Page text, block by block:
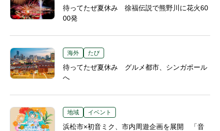
待ってたぜ夏休み 徐福伝説で熊野川に花火60
00発
海外 たび
待ってたぜ夏休み グルメ都市、シンガポール
へ
地域 イベント
浜松市×初音ミク、市内周遊企画を展開 「音